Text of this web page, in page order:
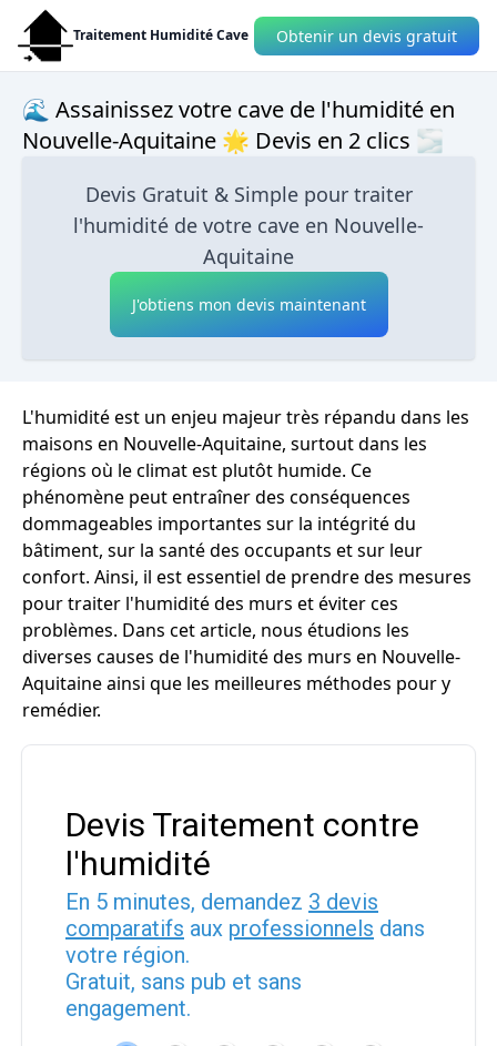
Traitement Humidité Cave Obtenir un devis gratuit
🌊 Assainissez votre cave de l'humidité en
Nouvelle-Aquitaine 🌟 Devis en 2 clics 🌫
Devis Gratuit & Simple pour traiter
l'humidité de votre cave en Nouvelle-
Aquitaine
J'obtiens mon devis maintenant
L'humidité est un enjeu majeur très répandu dans les
maisons en Nouvelle-Aquitaine, surtout dans les
régions où le climat est plutôt humide. Ce
phénomène peut entraîner des conséquences
dommageables importantes sur la intégrité du
bâtiment, sur la santé des occupants et sur leur
confort. Ainsi, il est essentiel de prendre des mesures
pour traiter l'humidité des murs et éviter ces
problèmes. Dans cet article, nous étudions les
diverses causes de l'humidité des murs en Nouvelle-
Aquitaine ainsi que les meilleures méthodes pour y
remédier.
Devis Traitement contre
l'humidité
En 5 minutes, demandez 3 devis
comparatifs aux professionnels dans
votre région.
Gratuit, sans pub et sans
engagement.